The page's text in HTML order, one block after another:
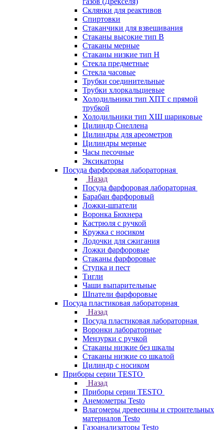
Склянки для реактивов
Спиртовки
Стаканчики для взвешивания
Стаканы высокие тип В
Стаканы мерные
Стаканы низкие тип Н
Стекла предметные
Стекла часовые
Трубки соединительные
Трубки хлоркальциевые
Холодильники тип ХПТ с прямой
трубкой
Холодильники тип ХШ шариковые
Цилиндр Снеллена
Цилиндры для ареометров
Цилиндры мерные
Часы песочные
Эксикаторы
Посуда фарфоровая лабораторная
Назад
Посуда фарфоровая лабораторная
Барабан фарфоровый
Ложки-шпатели
Воронка Бюхнера
Кастрюля с ручкой
Кружка с носиком
Лодочки для сжигания
Ложки фарфоровые
Стаканы фарфоровые
Ступка и пест
Тигли
Чаши выпарительные
Шпатели фарфоровые
Посуда пластиковая лабораторная
Назад
Посуда пластиковая лабораторная
Воронки лабораторные
Мензурки с ручкой
Стаканы низкие без шкалы
Стаканы низкие со шкалой
Цилиндр с носиком
Приборы серии TESTO
Назад
Приборы серии TESTO
Анемометры Testo
Влагомеры древесины и строительных
материалов Testo
Газоанализаторы Testo